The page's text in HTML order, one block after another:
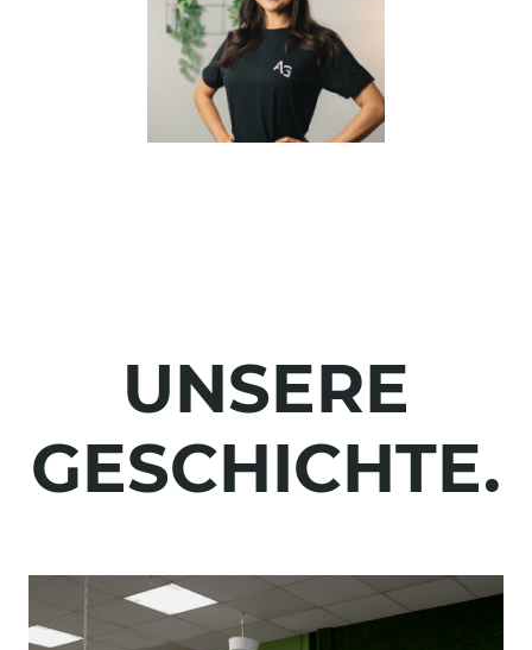
UNSERE
GESCHICHTE.